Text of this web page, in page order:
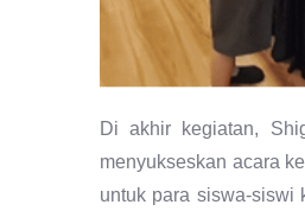
Di akhir kegiatan,
menyukseskan acara
untuk para siswa-siswi